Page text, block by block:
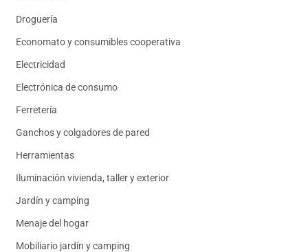
Droguería
Economato y consumibles cooperativa
Electricidad
Electrónica de consumo
Ferretería
Ganchos y colgadores de pared
Herramientas
Iluminación vivienda, taller y exterior
Jardín y camping
Menaje del hogar
Mobiliario jardín y camping